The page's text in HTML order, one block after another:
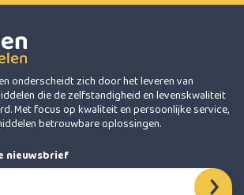
onderscheidt zich door het leveren van
die de zelfstandigheid en levenskwaliteit
Met focus op kwaliteit en persoonlijke service,
betrouwbare oplossingen.
nieuwsbrief